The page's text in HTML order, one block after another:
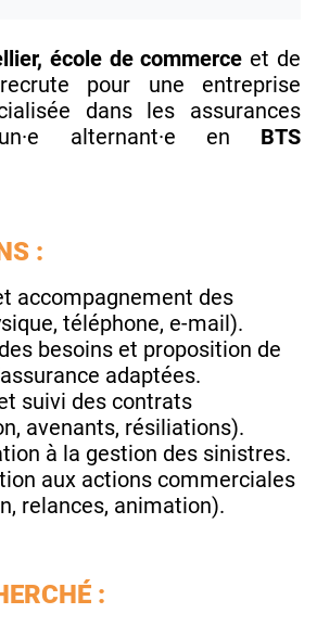
école de commerce et de
pour une entreprise
dans les assurances
alternant·e en BTS
:
accompagnement des
téléphone, e-mail).
besoins et proposition de
adaptées.
suivi des contrats
avenants, résiliations).
à la gestion des sinistres.
aux actions commerciales
relances, animation).
: